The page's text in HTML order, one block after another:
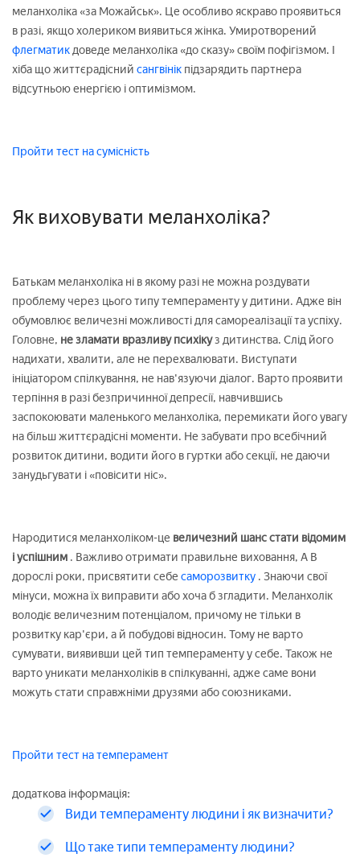
меланхоліка «за Можайськ». Це особливо яскраво проявиться
в разі, якщо холериком виявиться жінка. Умиротворений
флегматикдоведе меланхоліка «до сказу» своїм пофігізмом. І
хіба що життєрадісний сангвінік підзарядить партнера
відсутньою енергією і оптимізмом.
Пройти тест на сумісність
Як виховувати меланхоліка?
Батькам меланхоліка ні в якому разі не можна роздувати
проблему через цього типу темпераменту у дитини. Адже він
обумовлює величезні можливості для самореалізації та успіху.
Головне, не зламати вразливу психікуз дитинства. Слід його
надихати, хвалити, але не перехвалювати. Виступати
ініціатором спілкування, не нав'язуючи діалог. Варто проявити
терпіння в разі безпричинної депресії, навчившись
заспокоювати маленького меланхоліка, перемикати його увагу
на більш життєрадісні моменти. Не забувати про всебічний
розвиток дитини, водити його в гуртки або секції, не даючи
занудьгувати і «повісити ніс».
Народитися меланхоліком-це величезний шанс стати відомим
і успішним . Важливо отримати правильне виховання, А В
дорослі роки, присвятити себе саморозвитку . Знаючи свої
мінуси, можна їх виправити або хоча б згладити. Меланхолік
володіє величезним потенціалом, причому не тільки в
розвитку кар'єри, а й побудові відносин. Тому не варто
сумувати, виявивши цей тип темпераменту у себе. Також не
варто уникати меланхоліків в спілкуванні, адже саме вони
можуть стати справжніми друзями або союзниками.
Пройти тест на темперамент
додаткова інформація:
Види темпераменту людини і як визначити?
Що таке типи темпераменту людини?